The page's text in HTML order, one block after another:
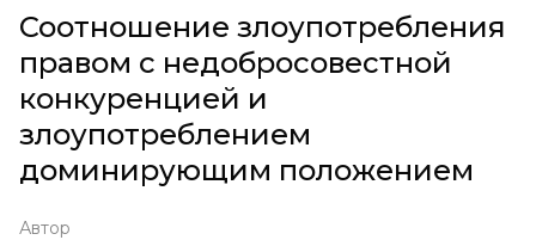
Соотношение злоупотребления
правом с недобросовестной
конкуренцией и
злоупотреблением
доминирующим положением
Автор